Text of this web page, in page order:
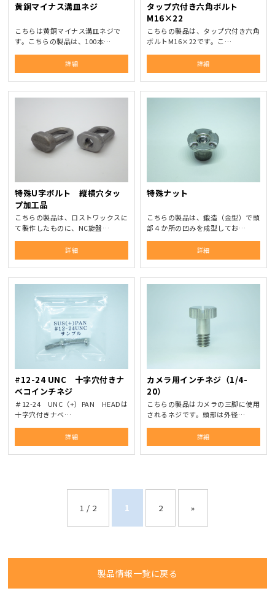
黄銅マイナス溝皿ネジ
こちらは黄銅マイナス溝皿ネジで
す。こちらの製品は、100本…
詳細
タップ穴付き六角ボルト
M16×22
こちらの製品は、タップ穴付き六角
ボルトM16×22です。こ…
詳細
特殊U字ボルト 縦横穴タッ
プ加工品
こちらの製品は、ロストワックスに
て製作したものに、NC旋盤…
詳細
特殊ナット
こちらの製品は、鍛造（金型）で頭
部４か所の凹みを成型してお…
詳細
#12-24 UNC 十字穴付きナ
ベコインチネジ
＃12-24 UNC（+）PAN HEADは
十字穴付きナベ…
詳細
カメラ用インチネジ（1/4-
20）
こちらの製品はカメラの三脚に使用
されるネジです。頭部は外径…
詳細
1 / 2 1 2 »
製品情報一覧に戻る